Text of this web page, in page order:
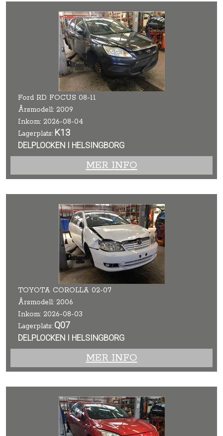
Ford RD FOCUS 08-11
Årsmodell: 2009
Inkom: 2026-08-04
Lagerplats: K13
DELPLOCKEN I HELSINGBORG
MER INFO
TOYOTA COROLLA 02-07
Årsmodell: 2006
Inkom: 2026-08-03
Lagerplats: Q07
DELPLOCKEN I HELSINGBORG
MER INFO